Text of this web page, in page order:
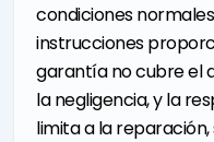
condiciones
instrucciones
garantía no cubre el
la negligencia, y la
limita a la